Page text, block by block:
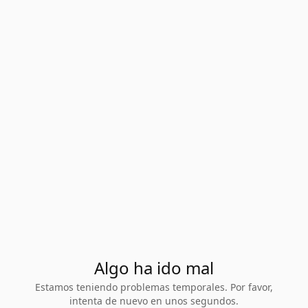
Algo ha ido mal
Estamos teniendo problemas temporales. Por favor,
intenta de nuevo en unos segundos.